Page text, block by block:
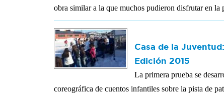
obra similar a la que muchos pudieron disfrutar en
Casa de la
Edición 2015
La primera prueba se
coreográfica de cuentos infantiles sobre la pista de